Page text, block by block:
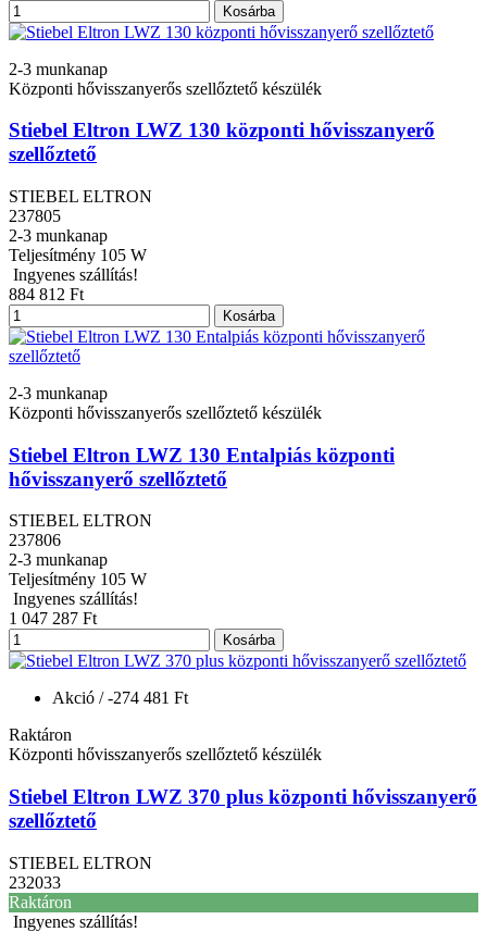
Kosárba
2-3 munkanap
Központi hővisszanyerős szellőztető készülék
Stiebel Eltron LWZ 130 központi hővisszanyerő
szellőztető
STIEBEL ELTRON
237805
2-3 munkanap
Teljesítmény 105 W
Ingyenes szállítás!
884 812 Ft
Kosárba
2-3 munkanap
Központi hővisszanyerős szellőztető készülék
Stiebel Eltron LWZ 130 Entalpiás központi
hővisszanyerő szellőztető
STIEBEL ELTRON
237806
2-3 munkanap
Teljesítmény 105 W
Ingyenes szállítás!
1 047 287 Ft
Kosárba
Akció / -274 481 Ft
Raktáron
Központi hővisszanyerős szellőztető készülék
Stiebel Eltron LWZ 370 plus központi hővisszanyerő
szellőztető
STIEBEL ELTRON
232033
Raktáron
Ingyenes szállítás!